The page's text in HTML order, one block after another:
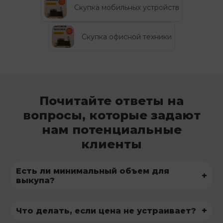
Скупка мобильных устройств
Скупка офисной техники
Почитайте ответы на
вопросы, которые задают
нам потенциальные
клиенты
Есть ли минимальный объем для
выкупа?
+
Что делать, если цена не устраивает? +